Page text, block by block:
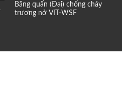
Băng quấn (Đai) chống cháy
trương nở VIT-WSF